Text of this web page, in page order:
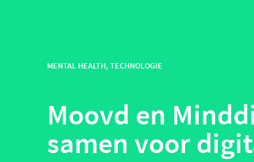
financiering
mental health
onderzoek
smart hospitals
smart stuff
MENTAL HEALTH,TECHNOLOGIE
Moovd en
samen voor